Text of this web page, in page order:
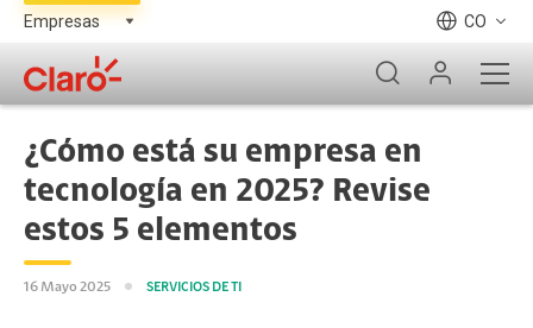
CO
¿Cómo está su empresa en
tecnología en 2025? Revise
estos 5 elementos
16 Mayo 2025 SERVICIOS DE TI